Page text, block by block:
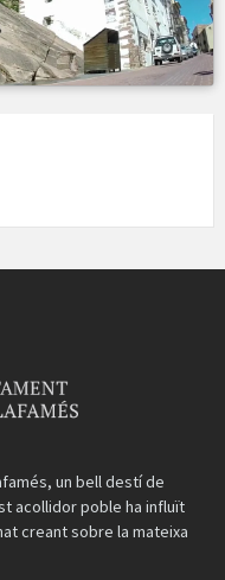
un bell destí de
acollidor poble ha influït
creant sobre la mateixa